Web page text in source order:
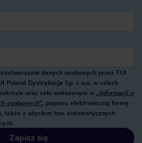
danych osobowych przez TUI
Poland Dystrybucja Sp. z o.o. w celach
oraz celu wskazanym w „Informacji o
osobowych”, poprzez elektroniczną formę
także z użyciem tzw. automatycznych
Zapisz się